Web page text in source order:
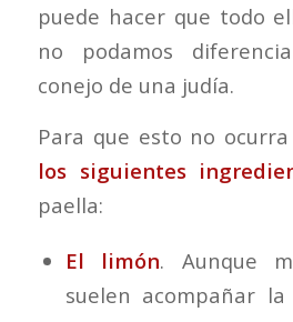
puede hacer que todo
no podamos
conejo de una judía.
Para que esto no ocurra
los siguientes
paella:
El limón. Aunque
suelen acompañar